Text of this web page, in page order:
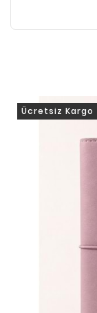
Ücretsiz Kargo